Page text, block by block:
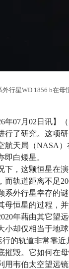
行星WD 1856 b在母
年07月02日讯
行了研究。这项
航天局（NASA
即白矮星。
下，这颗恒星在
而轨道距离不足
系外行星幸存的谜
母恒星的过程，
年藉由其它望
小却仅相当于地
行的轨道非常靠
摧毁。它如何在
用韦伯太空望远